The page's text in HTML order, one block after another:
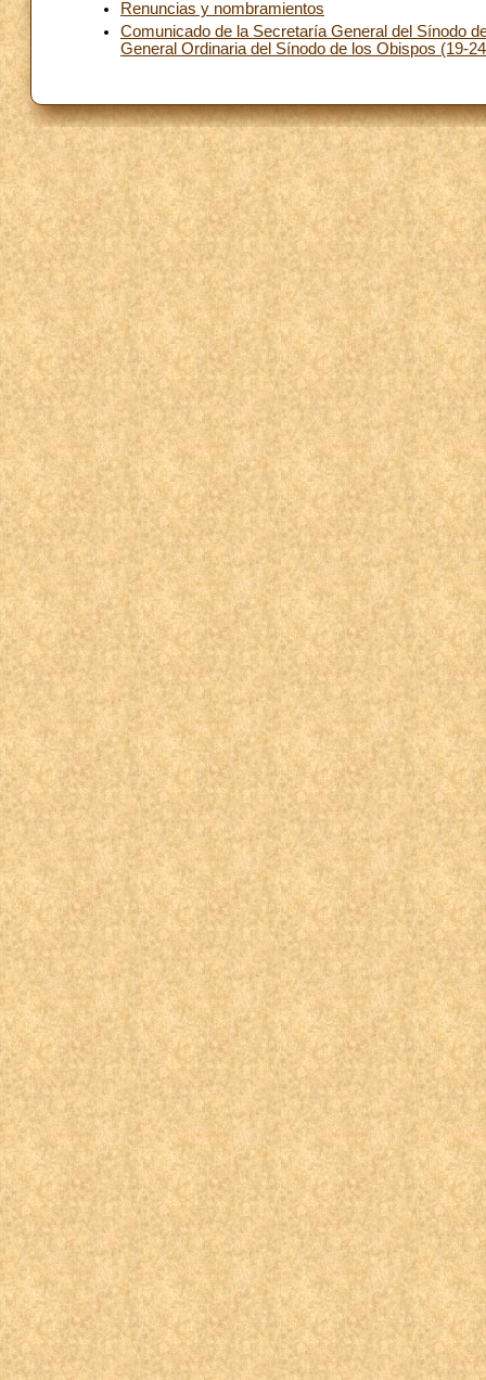
Renuncias y nombramientos
Comunicado de la Secretaría General del Sínodo
General Ordinaria del Sínodo de los Obispos (19-